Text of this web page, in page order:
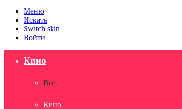
Меню
Искать
Switch skin
Войти
Кино
Все
Кино